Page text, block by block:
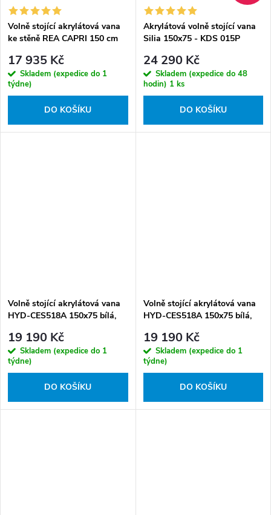
Volně stojící akrylátová vana
ke stěně REA CAPRI 150 cm
17 935 Kč
Skladem (expedice do 1
týdne)
DO KOŠÍKU
Akrylátová volně stojící vana
Silia 150x75 - KDS 015P
24 290 Kč
Skladem (expedice do 48
hodin) 1 ks
DO KOŠÍKU
Volně stojící akrylátová vana
HYD-CES518A 150x75 bílá,
19 190 Kč
Skladem (expedice do 1
týdne)
DO KOŠÍKU
Volně stojící akrylátová vana
HYD-CES518A 150x75 bílá,
19 190 Kč
Skladem (expedice do 1
týdne)
DO KOŠÍKU